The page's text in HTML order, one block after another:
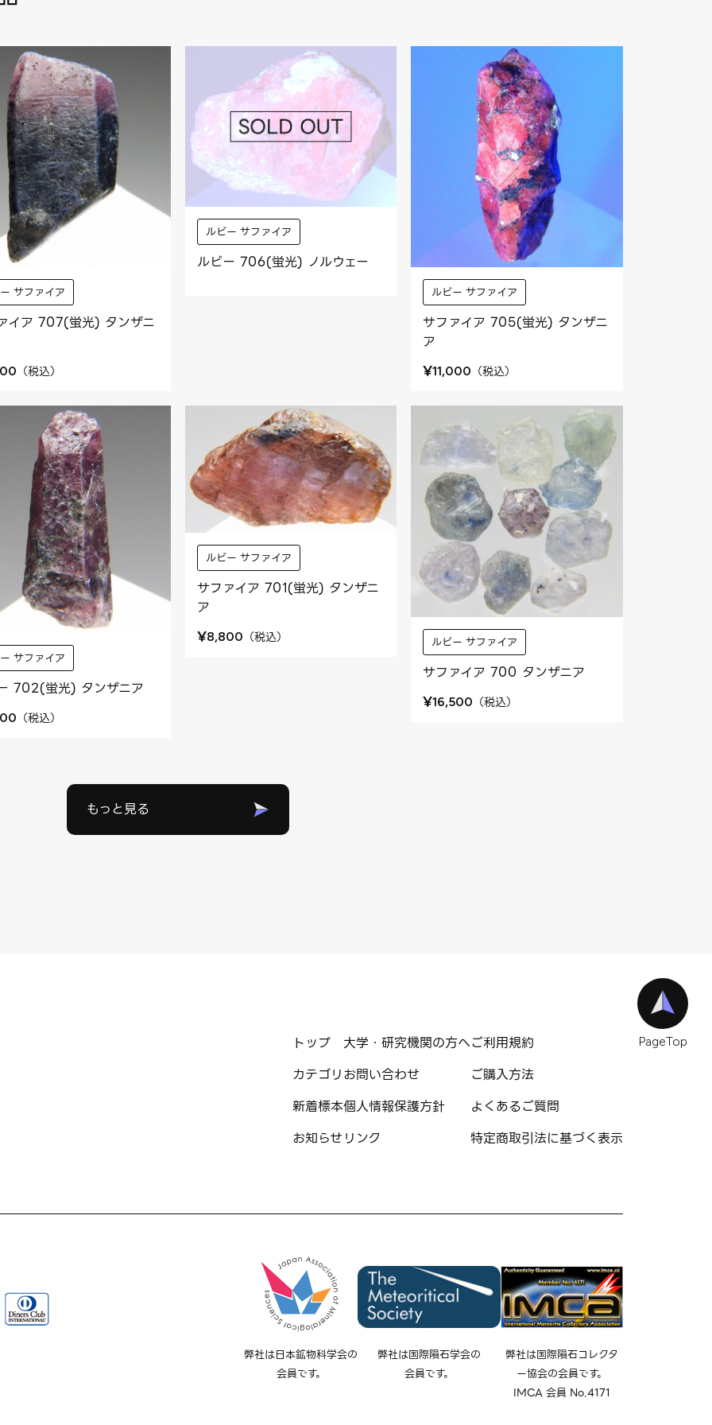
サファイア
イア 707(蛍光) タンザニ
（税込）
ルビー サファイア
ルビー 706(蛍光) ノルウェー
ルビー サファイア
サファイア 705(蛍光) タンザニ
ア
¥11,000 （税込）
サファイア
702(蛍光) タンザニア
（税込）
ルビー サファイア
サファイア 701(蛍光) タンザニ
ア
¥8,800 （税込） ルビー サファイア
サファイア 700 タンザニア
¥16,500 （税込）
もっと見る
PageTop
トップ
カテゴリ
新着標本
お知らせ
大学・研究機関の方へ
お問い合わせ
個人情報保護方針
リンク
ご利用規約
ご購入方法
よくあるご質問
特定商取引法に基づく表示
弊社は日本鉱物科学会の
会員です。
弊社は国際隕石学会の
会員です。
弊社は国際隕石コレクタ
ー協会の会員です。
IMCA 会員 No.4171